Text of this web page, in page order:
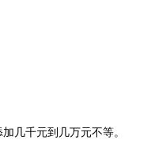
几千元到几万元不等。